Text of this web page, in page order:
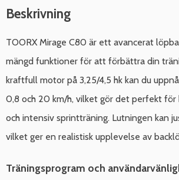
Beskrivning
TOORX Mirage C80 är ett avancerat
mängd funktioner för att förbättra din
kraftfull motor på 3,25/4,5 hk kan du
0,8 och 20 km/h, vilket gör det perfekt för
och intensiv sprintträning. Lutningen kan
vilket ger en realistisk upplevelse av
Träningsprogram och